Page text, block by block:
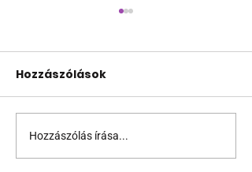
Miket nézzünk idén a
Sziget queer
Hozzászólások
Hozzászólás írása...